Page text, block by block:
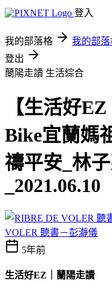
登入
我的部落格 我的部
登出
蘭陽走讀 生活綜合
【生活好
Bike宜蘭媽
禱平安_林
_2021.06.10
VOLER 聽書－彭瀞儀
5年前
生活好EZ ｜蘭陽走讀